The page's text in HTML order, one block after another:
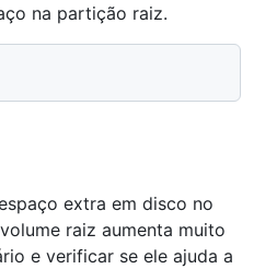
na partição raiz.
extra em disco no
raiz aumenta muito
e verificar se ele ajuda a